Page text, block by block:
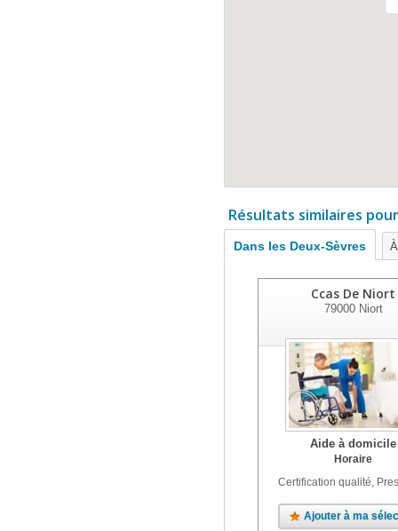
Résultats similaires
Dans les Deux-Sèvres
Ccas De Niort
79000Niort
Aide à domicile
Horaire
Certification qualité,
Ajouter à ma